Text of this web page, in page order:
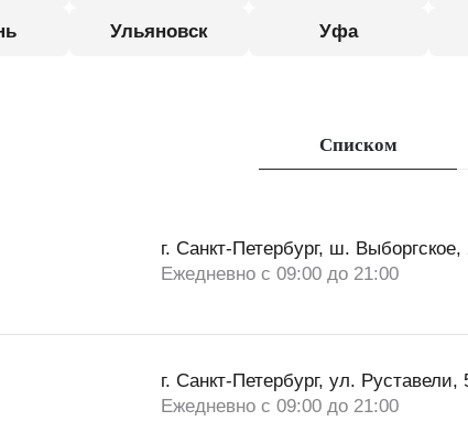
Ульяновск Уфа
Списком
г. Санкт-Петербург, ш. Выборгское,
Ежедневно с 09:00 до 21:00
г. Санкт-Петербург, ул. Руставели,
Ежедневно с 09:00 до 21:00